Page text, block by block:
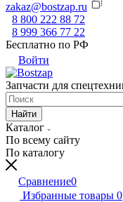
zakaz@bostzap.ru
8 800 222 88 72
8 999 366 77 22
Бесплатно по РФ
Войти
Запчасти для
Найти
Каталог
По всему сайту
По каталогу
Сравнение0
Избранные товары 0